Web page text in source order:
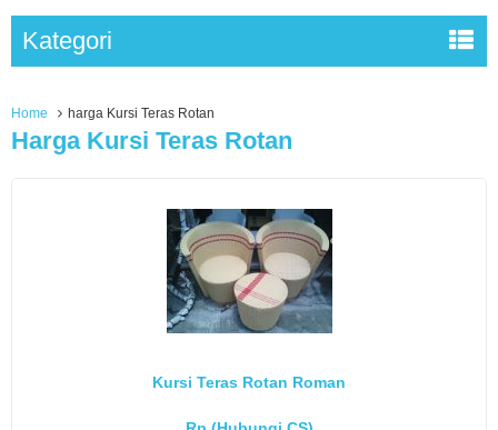
Kategori
Home harga Kursi Teras Rotan
Harga Kursi Teras Rotan
Kursi Teras Rotan Roman